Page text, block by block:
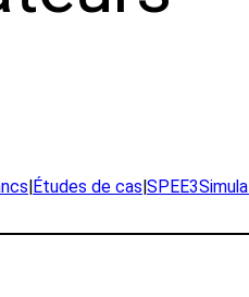
|Études de cas|